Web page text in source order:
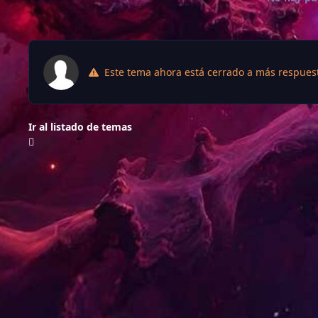
Este tema ahora está cerrado a más
Ir al listado de temas